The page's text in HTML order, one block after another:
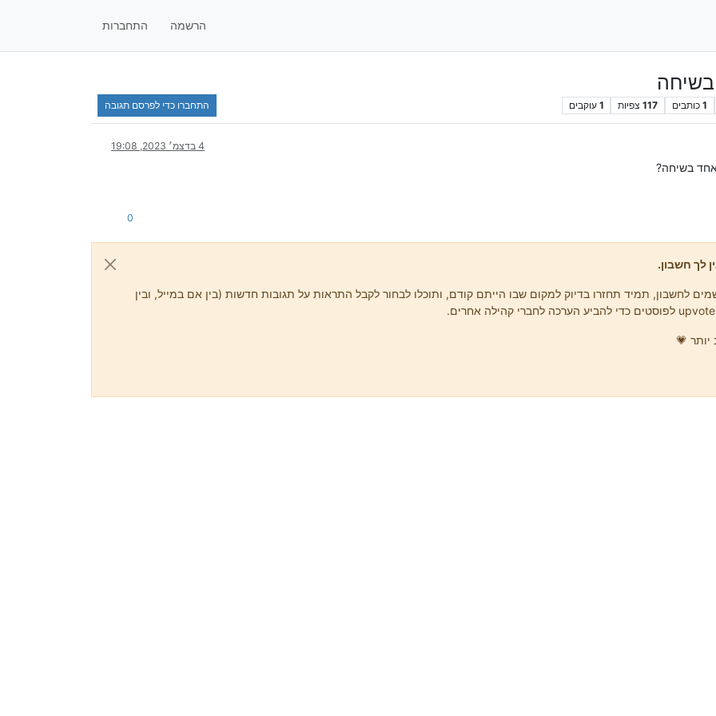
הרשמה התחברות
1 כותבים 117 צפיות 1 עוקבים התחברו כדי לפרסם תגובה
4 בדצמ׳ 2023, 19:08
בשיחה?
0
לך חשבון.
לחשבון, תמיד תחזרו בדיוק למקום שבו הייתם קודם, ותוכלו לבחור לקבל התראות על תגובות חדשות (בין אם במייל, ובין
יותר 💗